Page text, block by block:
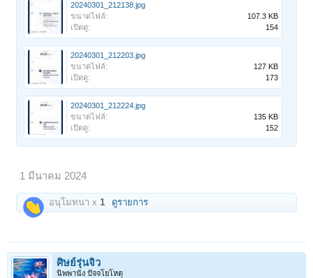
20240301_212138.jpg
ขนาดไฟล์:
107.3 KB
เปิดดู:
154
20240301_212203.jpg
ขนาดไฟล์:
127 KB
เปิดดู:
173
20240301_212224.jpg
ขนาดไฟล์:
135 KB
เปิดดู:
152
1 มีนาคม 2024
อนุโมทนา x1 ดูรายการ
ศิษย์รุ่นจิ๋ว
นิพพานัง ปัจจโยโหตุ